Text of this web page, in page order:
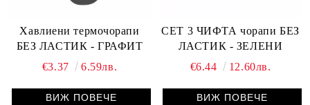
Хавлиени термочорапи
БЕЗ ЛАСТИК - ГРАФИТ
€3.37
6.59лв.
ВИЖ ПОВЕЧЕ
СЕТ 3 ЧИФТА чорапи БЕЗ
ЛАСТИК - ЗЕЛЕНИ
€6.44
12.60лв.
ВИЖ ПОВЕЧЕ